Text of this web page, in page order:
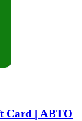
Card | АВТО